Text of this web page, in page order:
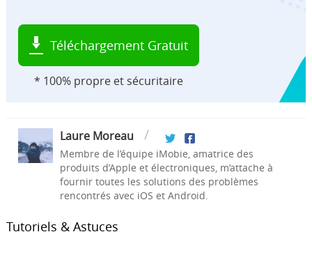
Téléchargement Gratuit
* 100% propre et sécuritaire
Laure Moreau
Membre de l’équipe iMobie, amatrice des
produits d’Apple et électroniques, m’attache à
fournir toutes les solutions des problèmes
rencontrés avec iOS et Android.
Tutoriels & Astuces